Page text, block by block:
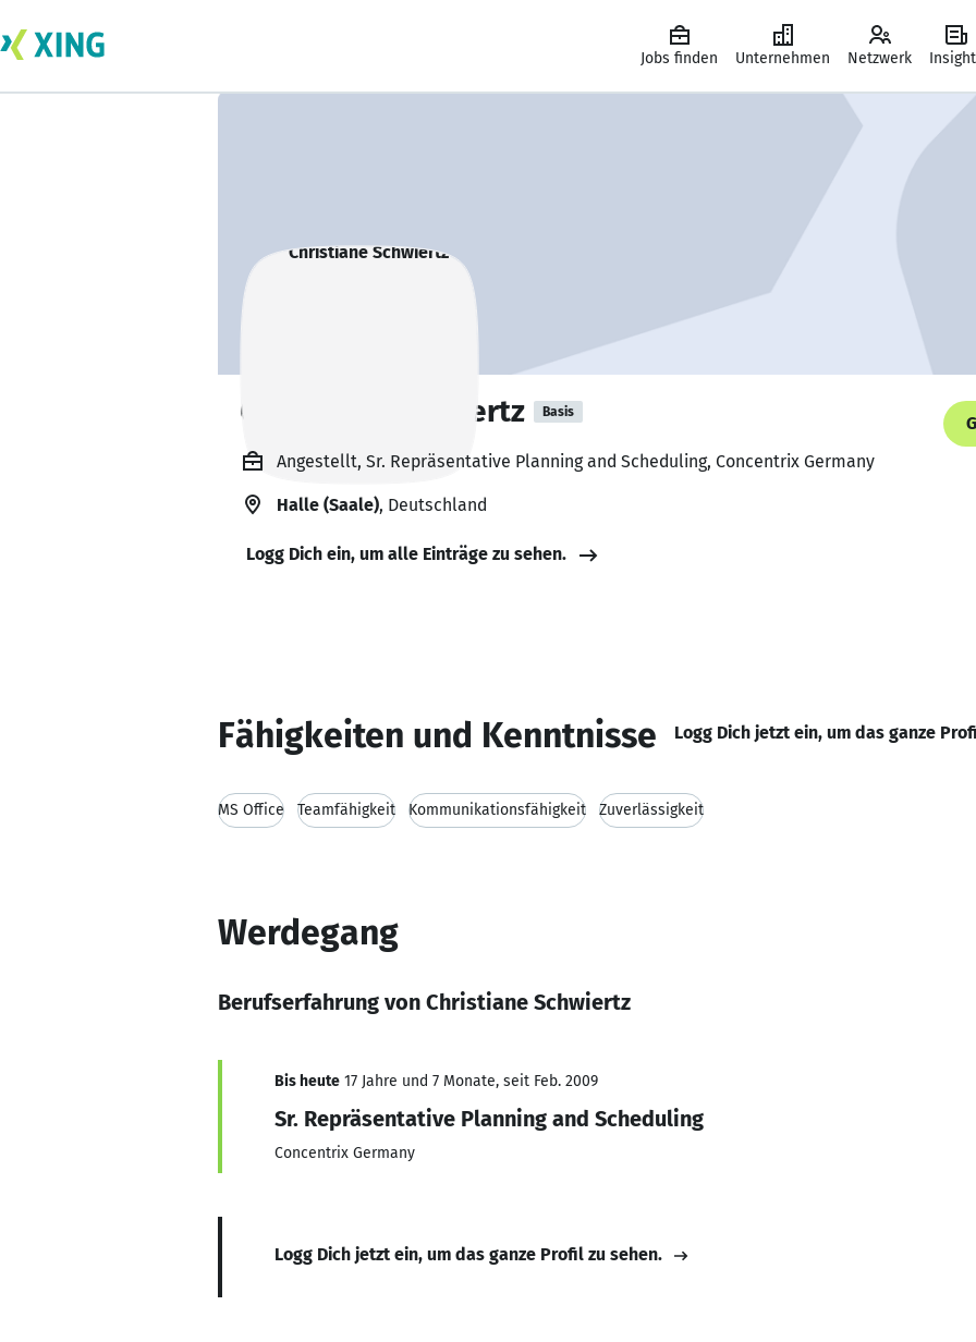
Jobs finden Unternehmen Netzwerk
Christiane Schwiertz Basis
Angestellt, Sr. Repräsentative Planning and Scheduling, Concentrix Germany
Halle (Saale), Deutschland
Logg Dich ein, um alle Einträge zu sehen.
Fähigkeiten und Kenntnisse Logg Dich jetzt ein, um das ganze
MS Office Teamfähigkeit Kommunikationsfähigkeit Zuverlässigkeit
Werdegang
Berufserfahrung von Christiane Schwiertz
Bis heute 17 Jahre und 7 Monate, seit Feb. 2009
Sr. Repräsentative Planning and Scheduling
Concentrix Germany
Logg Dich jetzt ein, um das ganze Profil zu sehen.